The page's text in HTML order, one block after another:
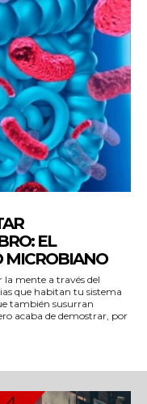
EL
MICROBIANO
mente a través del
que habitan tu sistema
también susurran
acaba de demostrar, por